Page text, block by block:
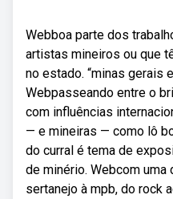
Webboa parte dos
artistas mineiros ou que
no estado. “minas gerais
Webpasseando entre o
com influências
— e mineiras — como lô
do curral é tema de
de minério. Webcom
sertanejo à mpb, do rock